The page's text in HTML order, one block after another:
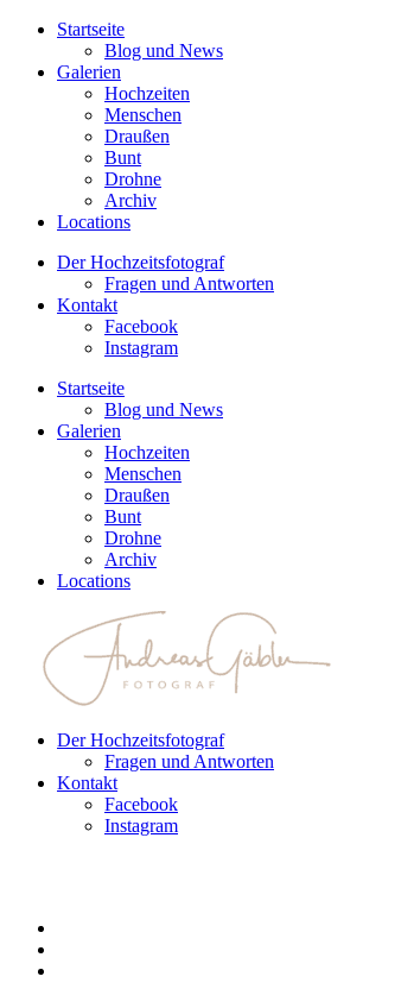
Startseite
Blog und News
Galerien
Hochzeiten
Menschen
Draußen
Bunt
Drohne
Archiv
Locations
Der Hochzeitsfotograf
Fragen und Antworten
Kontakt
Facebook
Instagram
Startseite
Blog und News
Galerien
Hochzeiten
Menschen
Draußen
Bunt
Drohne
Archiv
Locations
Der Hochzeitsfotograf
Fragen und Antworten
Kontakt
Facebook
Instagram